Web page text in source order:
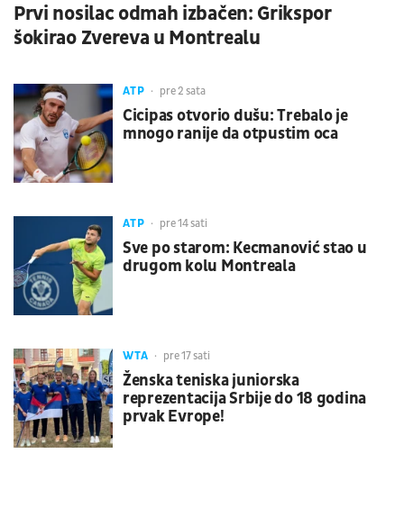
Prvi nosilac odmah izbačen: Grikspor
šokirao Zvereva u Montrealu
ATP pre 2 sata
Cicipas otvorio dušu: Trebalo je
mnogo ranije da otpustim oca
ATP pre 14 sati
Sve po starom: Kecmanović stao u
drugom kolu Montreala
WTA pre 17 sati
Ženska teniska juniorska
reprezentacija Srbije do 18 godina
prvak Evrope!